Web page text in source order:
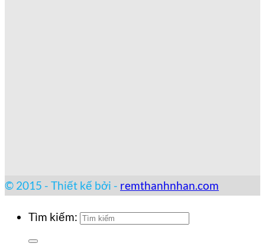
© 2015 - Thiết kế bởi - remthanhnhan.com
Tìm kiếm: